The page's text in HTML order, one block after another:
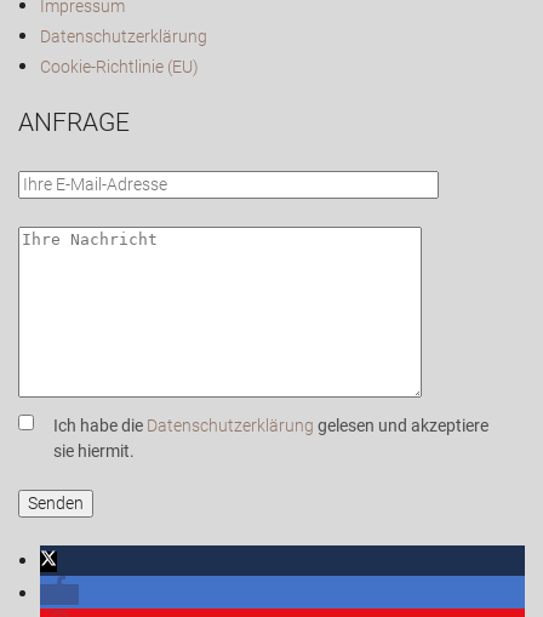
Impressum
Datenschutzerklärung
Cookie-Richtlinie (EU)
ANFRAGE
Ich habe die Datenschutzerklärung gelesen und akzeptiere
sie hiermit.